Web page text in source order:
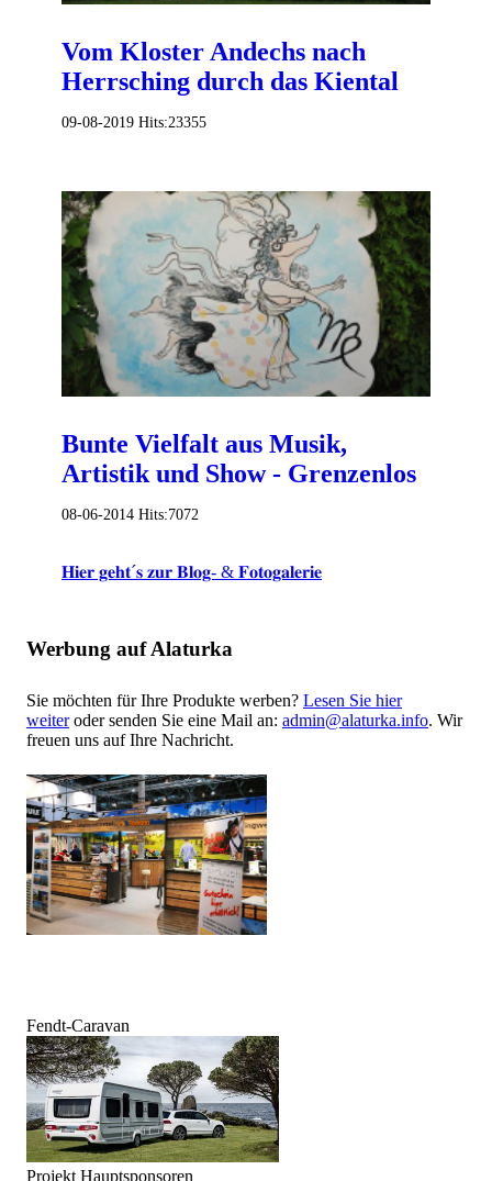
Vom Kloster Andechs nach
Herrsching durch das Kiental
09-08-2019 Hits:23355
Bunte Vielfalt aus Musik,
Artistik und Show - Grenzenlos
08-06-2014 Hits:7072
𝐇𝐢𝐞𝐫 𝐠𝐞𝐡𝐭´𝐬 𝐳𝐮𝐫 𝐁𝐥𝐨𝐠- & 𝐅𝐨𝐭𝐨𝐠𝐚𝐥𝐞𝐫𝐢𝐞
Werbung auf Alaturka
Sie möchten für Ihre Produkte werben? Lesen Sie hier
weiteroder senden Sie eine Mail an: admin@alaturka.info. Wir
freuen uns auf Ihre Nachricht.
Fendt-Caravan
Projekt Hauptsponsoren